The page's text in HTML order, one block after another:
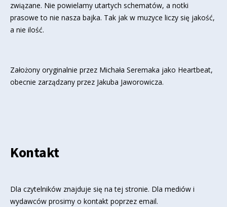
związane. Nie powielamy utartych schematów, a notki
prasowe to nie nasza bajka. Tak jak w muzyce liczy się jakość,
a nie ilość.
Założony oryginalnie przez Michała Seremaka jako Heartbeat,
obecnie zarządzany przez Jakuba Jaworowicza.
Kontakt
Dla czytelników znajduje się na tej stronie. Dla mediów i
wydawców prosimy o kontakt poprzez email.